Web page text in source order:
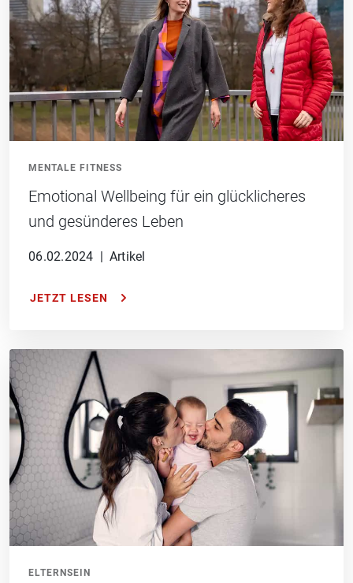
MENTALE FITNESS
Emotional Wellbeing für ein glücklicheres
und gesünderes Leben
06.02.2024 | Artikel
JETZT LESEN
ELTERNSEIN